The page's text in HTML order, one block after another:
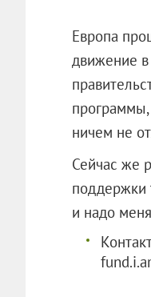
Европа
движение
ничем не
Сейчас же
поддержки
и надо